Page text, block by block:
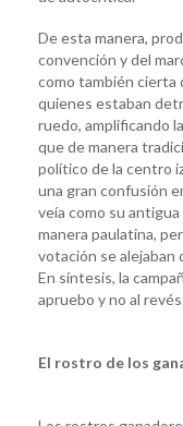
De esta manera,
convención y del
como también cierta
quienes estaban
ruedo, amplificando
que de manera
político de la centro
una gran confusión
veía como su
manera paulatina,
votación se alejaban
En síntesis, la
apruebo y no al revés.
El rostro de los